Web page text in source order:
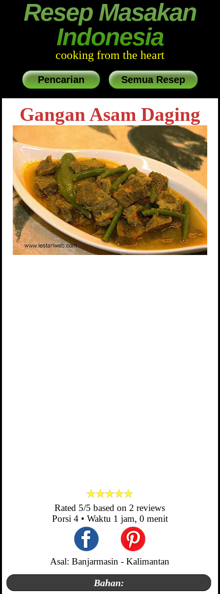
Resep Masakan
Indonesia
cooking from the heart
Pencarian Semua Resep
Gangan Asam Daging
Rated 5/5 based on 2 reviews
Porsi 4• Waktu 1 jam, 0 menit
Asal: Banjarmasin - Kalimantan
Bahan: